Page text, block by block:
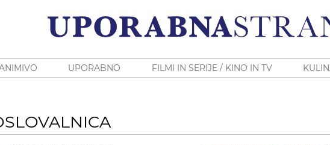
UPORABNO FILMI IN SERIJE / KINO IN TV